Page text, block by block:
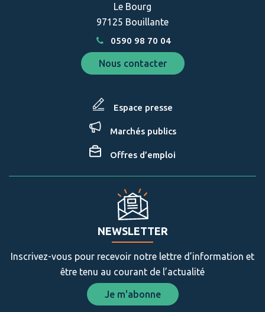
Le Bourg
97125 Bouillante
0590 98 70 04
Nous contacter
Espace presse
Marchés publics
Offres d’emploi
NEWSLETTER
Inscrivez-vous pour recevoir notre lettre d’information et
être tenu au courant de l’actualité
Je m'abonne